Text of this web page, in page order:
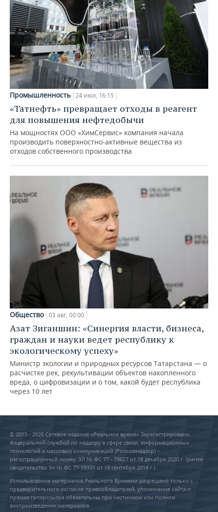
Промышленность 24 июл, 16:15
«Татнефть» превращает отходы в реагент
для повышения нефтедобычи
На мощностях ООО «ХимСервис» компания начала
производить поверхностно-активные вещества из
отходов собственного производства
Общество 03 авг, 00:00
Азат Зиганшин: «Синергия власти, бизнеса,
граждан и науки ведет республику к
экологическому успеху»
Министр экологии и природных ресурсов Татарстана — о
расчистке рек, рекультивации объектов накопленного
вреда, о цифровизации и о том, какой будет республика
через 10 лет
© 2015 - 2026 Сетевое издание «Реальное время» Зарегистрировано
Федеральной службой по надзору в сфере связи, информационных
технологий и массовых коммуникаций (Роскомнадзор) –
регистрационный номер ЭЛ № ФС 77 - 79627 от 18 декабря 2020 г. (ранее
свидетельство Эл № ФС 77-59331 от 18 сентября 2014 г.)
Использование материалов Реального Времени разрешено только с
предварительного согласия правообладателей, упоминание сайта и
прямая гиперссылка обязательны при частичном или полном
воспроизведении материалов.